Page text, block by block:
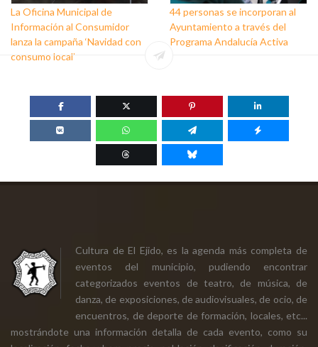
La Oficina Municipal de
Información al Consumidor
lanza la campaña ‘Navidad con
consumo local’
44 personas se incorporan al
Ayuntamiento a través del
Programa Andalucía Activa
Cultura de El Ejido, es la agenda más completa de
eventos del municipio, pudiendo encontrar
categorizados eventos de teatro, de música, de
danza, de exposiciones, de audiovisuales, de ocio, de
encuentros, de deporte de formación, locales, etc...
mostrándote una información detalla de cada evento, como su